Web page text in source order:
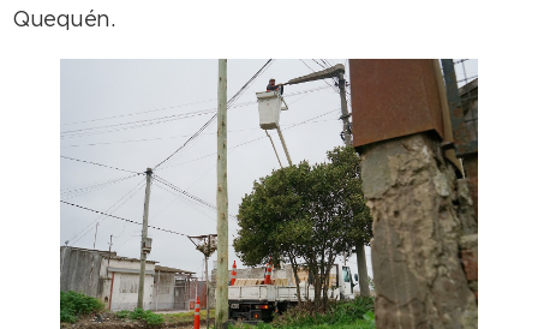
Quequén.